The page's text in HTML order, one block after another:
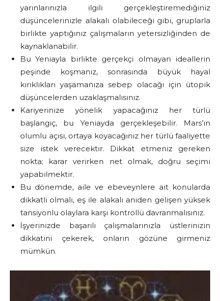
yarınlarınızla ilgili gerçekleştiremediğiniz
düşüncelerinizle alakalı olabileceği gibi, gruplarla
birlikte yaptığınız çalışmaların yetersizliğinden de
kaynaklanabilir.
Bu Yeniayla birlikte gerçekçi olmayan ideallerin
peşinde koşmanız, sonrasında büyük hayal
kırıklıkları yaşamanıza sebep olacağı için ütopik
düşüncelerden uzaklaşmalısınız.
Kariyerinize yönelik yapacağınız her türlü
başlangıç, bu Yeniayda gerçekleşebilir. Mars’ın
olumlu açısı, ortaya koyacağınız her türlü faaliyette
size istek verecektir. Dikkat etmeniz gereken
nokta; karar verirken net olmak, doğru seçimi
yapabilmektir.
Bu dönemde, aile ve ebeveynlere ait konularda
dikkatli olmalı, eş ile alakalı aniden gelişen yüksek
tansiyonlu olaylara karşı kontrollü davranmalısınız.
İşyerinizde başarılı çalışmalarınızla üstlerinizin
dikkatini çekerek, onların gözüne girmeniz
mümkün.